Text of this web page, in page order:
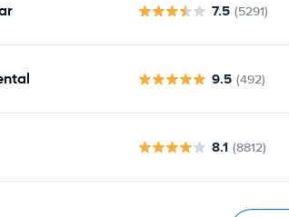
7.5 (5291)
9.5 (492)
8.1 (8812)